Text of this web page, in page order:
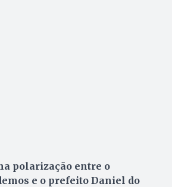
polarização entre o
e o prefeito Daniel do